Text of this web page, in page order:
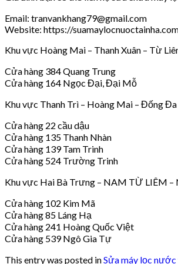
Email: tranvankhang79@gmail.com
Website: https://
Khu vực Hoàng Mai – Thanh Xuân – Từ
Cửa hàng 384 Quang Trung
Cửa hàng 164 Ngọc Đại, Đại Mỗ
Khu vực Thanh Trì – Hoàng Mai – Đống Đa
Cửa hàng 22 cầu dậu
Cửa hàng 135 Thanh Nhàn
Cửa hàng 139 Tam Trinh
Cửa hàng 524 Trường Trinh
Khu vực Hai Bà Trưng – NAM TỪ LIÊM
Cửa hàng 102 Kim Mã
Cửa hàng 85 Láng Hạ
Cửa hàng 241 Hoàng Quốc Việt
Cửa hàng 539 Ngô Gia Tự
This entry was posted inSửa máy lọc nước